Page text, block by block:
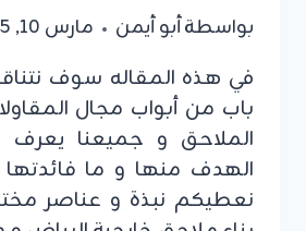
بواسطةأبو أيمن مارس 10, 2025
في هذه المقاله سوف
باب من أبواب مجال
الملاحق و جميعنا يعرف
الهدف منها و ما
نعطيكم نبذة و عناصر